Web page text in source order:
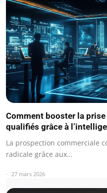
Comment booster la
qualifiés grâce à
La prospection commerciale
radicale grâce aux…
27 mars 2026